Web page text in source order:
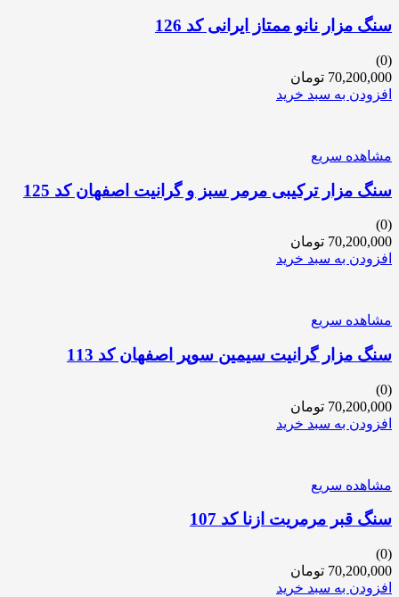
سنگ مزار نانو ممتاز ایرانی کد 126
(0)
70,200,000 تومان
افزودن به سبد خرید
مشاهده سریع
سنگ مزار ترکیبی مرمر سبز و گرانیت اصفهان کد 125
(0)
70,200,000 تومان
افزودن به سبد خرید
مشاهده سریع
سنگ مزار گرانیت سیمین سوپر اصفهان کد 113
(0)
70,200,000 تومان
افزودن به سبد خرید
مشاهده سریع
سنگ قبر مرمریت ازنا کد 107
(0)
70,200,000 تومان
افزودن به سبد خرید